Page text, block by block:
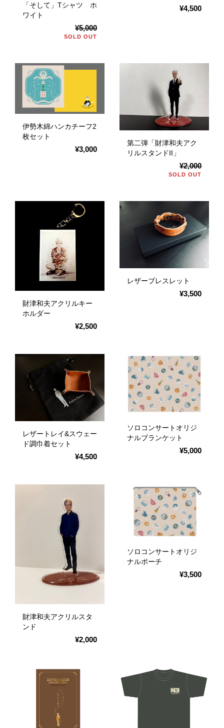
「そして」Tシャツ ホ
ワイト
¥5,000
SOLD OUT
¥4,500
伊勢木綿ハンカチーフ2
枚セット
¥3,000
第二弾「財津和夫アク
リルスタンドII」
¥2,000
SOLD OUT
財津和夫アクリルキー
ホルダー
¥2,500
レザーブレスレット
¥3,500
レザートレイ&スウェー
ド調巾着セット
¥4,500
ソロコンサートオリジ
ナルブランケット
¥5,000
財津和夫アクリルスタ
ンド
¥2,000
ソロコンサートオリジ
ナルポーチ
¥3,500